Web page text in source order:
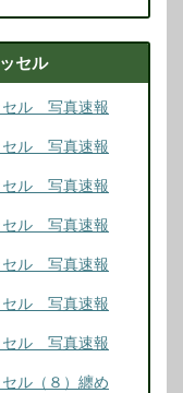
セル
セル 写真速報
セル 写真速報
セル 写真速報
セル 写真速報
セル 写真速報
セル 写真速報
セル 写真速報
ル（８）纏め